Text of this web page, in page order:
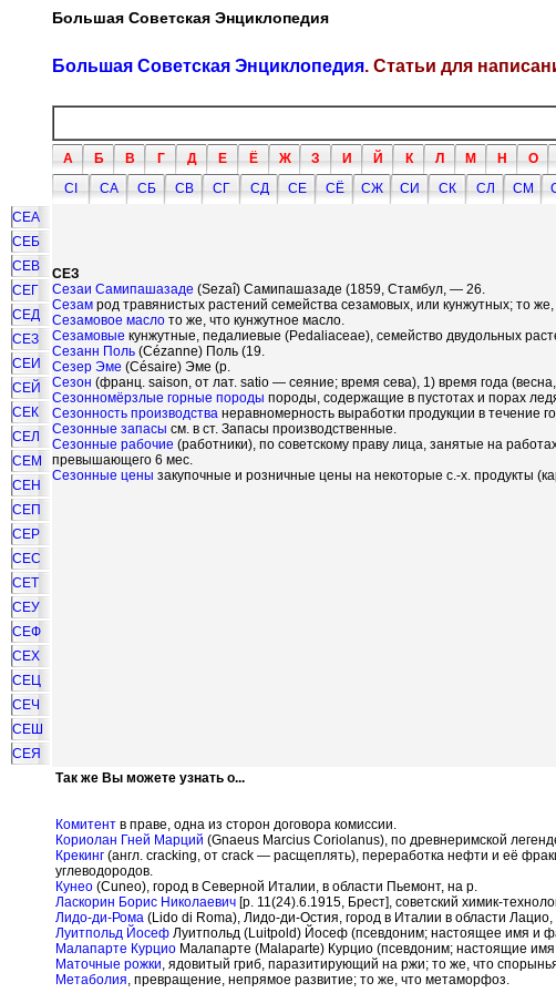
Большая Советская Энциклопедия
Большая Советская Энциклопедия. Статьи для
А Б В Г Д Е Ё Ж З И Й К Л М Н О
СI
СА СБ СВ СГ СД СЕ СЁ СЖ СИ СК СЛ СМ
СЕА
СЕБ
СЕВ
СЕГ
СЕД
СЕЗ
СЕИ
СЕЙ
СЕК
СЕЛ
СЕМ
СЕН
СЕП
СЕР
СЕС
СЕТ
СЕУ
СЕФ
СЕХ
СЕЦ
СЕЧ
СЕШ
СЕЯ
СЕЗ
Сезаи Самипашазаде (Sezaî) Самипашазаде (1859, Стамбул, — 26.
Сезам род травянистых растений семейства сезамовых, или кунжутных; то же,
Сезамовое масло то же, что кунжутное масло.
Сезамовые кунжутные, педалиевые (Pedaliaceae), семейство двудольных
Сезанн Поль (Cézanne) Поль (19.
Сезер Эме (Césaire) Эме (р.
Сезон (франц. saison, от лат. satio — сеяние; время сева), 1) время года
Сезонномёрзлые горные породы породы, содержащие в пустотах и порах
Сезонность производства неравномерность выработки продукции в течение
Сезонные запасы см. в ст. Запасы производственные.
Сезонные рабочие (работники), по советскому праву лица, занятые на
превышающего 6 мес.
Сезонные цены закупочные и розничные цены на некоторые с.-х. продукты
Так же Вы можете узнать о...
Комитент в праве, одна из сторон договора комиссии.
Кориолан Гней Марций (Gnaeus Marcius Coriolanus), по древнеримской
Крекинг (англ. cracking, от crack — расщеплять), переработка нефти и её
углеводородов.
Кунео (Cuneo), город в Северной Италии, в области Пьемонт, на р.
Ласкорин Борис Николаевич [р. 11(24).6.1915, Брест], советский химик-
Лидо-ди-Рома (Lido di Roma), Лидо-ди-Остия, город в Италии в области Лацио,
Луитпольд Йосеф Луитпольд (Luitpold) Йосеф (псевдоним; настоящее имя и
Малапарте Курцио Малапарте (Malaparte) Курцио (псевдоним; настоящие
Маточные рожки, ядовитый гриб, паразитирующий на ржи; то же, что
Метаболия, превращение, непрямое развитие; то же, что метаморфоз.